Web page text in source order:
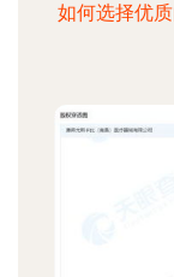
如何选择优